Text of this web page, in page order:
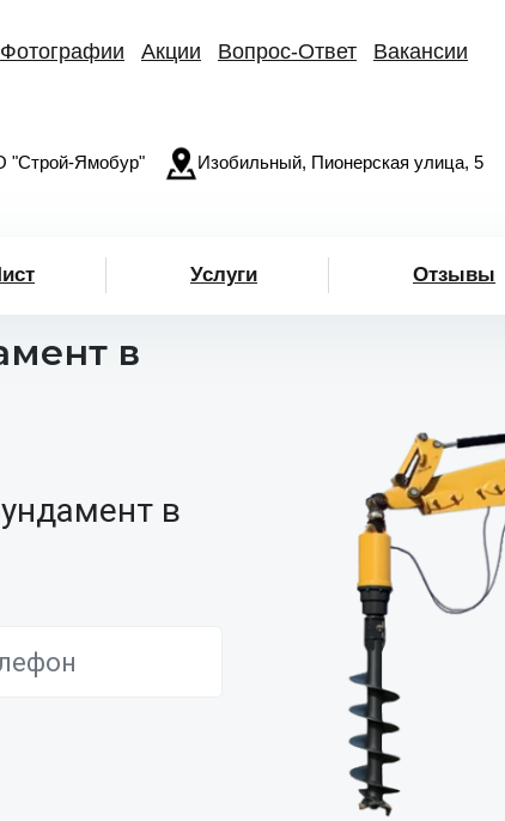
Фотографии Акции Вопрос-Ответ Вакансии
Ямобур" Изобильный, Пионерская улица, 5
Услуги Отзывы
в
в